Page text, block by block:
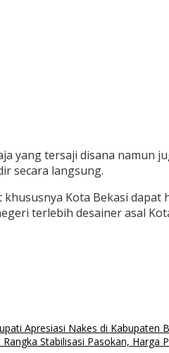
yang tersaji disana namun
secara langsung.
Kota Bekasi
terlebih desainer asal
Apresiasi Nakes di Kabupaten
Stabilisasi Pasokan, Harga